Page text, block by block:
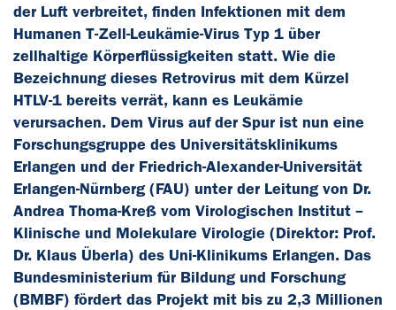
der Luft verbreitet, finden Infektionen mit dem
Humanen T-Zell-Leukämie-Virus Typ 1 über
zellhaltige Körperflüssigkeiten statt. Wie die
Bezeichnung dieses Retrovirus mit dem Kürzel
HTLV-1 bereits verrät, kann es Leukämie
verursachen. Dem Virus auf der Spur ist nun eine
Forschungsgruppe des Universitätsklinikums
Erlangen und der Friedrich-Alexander-Universität
Erlangen-Nürnberg (FAU) unter der Leitung von Dr.
Andrea Thoma-Kreß vom Virologischen Institut –
Klinische und Molekulare Virologie (Direktor: Prof.
Dr. Klaus Überla) des Uni-Klinikums Erlangen. Das
Bundesministerium für Bildung und Forschung
(BMBF) fördert das Projekt mit bis zu 2,3 Millionen